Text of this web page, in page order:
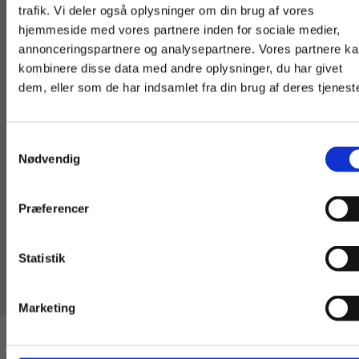
trafik. Vi deler også oplysninger om din brug af vores
hjemmeside med vores partnere inden for sociale medier,
annonceringspartnere og analysepartnere. Vores partnere
kombinere disse data med andre oplysninger, du har givet
dem, eller som de har indsamlet fra din brug af deres
Nødvendig
Præferencer
Statistik
Marketing
Med en fagpakke får du alt til din
undervisning ét sted – du får
bøger, træningsmoduler og
forløb.
For privatkunder og
studerende. Du får
vist priser inkl.
For institutioner og
virksomheder. Du
får vist priser ekskl.